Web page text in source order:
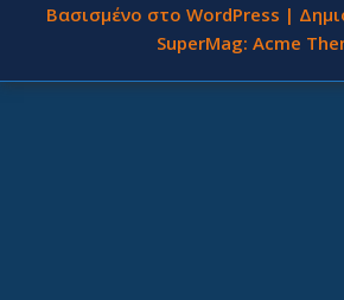
Βασισμένο στο WordPress |
SuperMag: Acme